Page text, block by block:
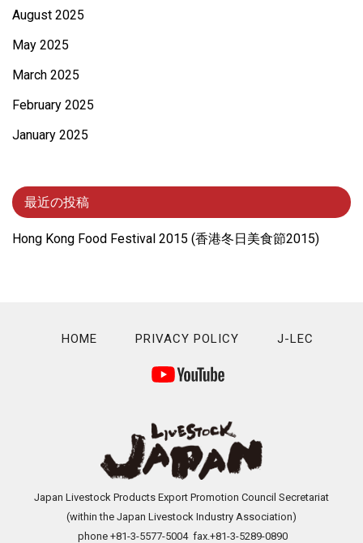
August 2025
May 2025
March 2025
February 2025
January 2025
最近の投稿
Hong Kong Food Festival 2015 (⾹港冬⽇美⾷節2015)
HOME PRIVACY POLICY J-LEC
Japan Livestock Products Export Promotion Council Secretariat
(within the Japan Livestock Industry Association)
phone +81-3-5577-5004 fax.+81-3-5289-0890